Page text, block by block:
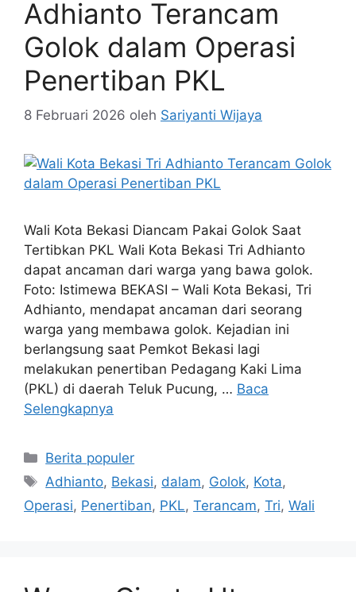
Adhianto Terancam
Golok dalam Operasi
Penertiban PKL
8 Februari 2026 oleh Sariyanti Wijaya
Wali Kota Bekasi Diancam Pakai Golok Saat
Tertibkan PKL Wali Kota Bekasi Tri Adhianto
dapat ancaman dari warga yang bawa golok.
Foto: Istimewa BEKASI – Wali Kota Bekasi, Tri
Adhianto, mendapat ancaman dari seorang
warga yang membawa golok. Kejadian ini
berlangsung saat Pemkot Bekasi lagi
melakukan penertiban Pedagang Kaki Lima
(PKL) di daerah Teluk Pucung, … Baca
Selengkapnya
Kategori
Berita populer
Tag
Adhianto, Bekasi, dalam, Golok, Kota,
Operasi, Penertiban, PKL, Terancam, Tri, Wali